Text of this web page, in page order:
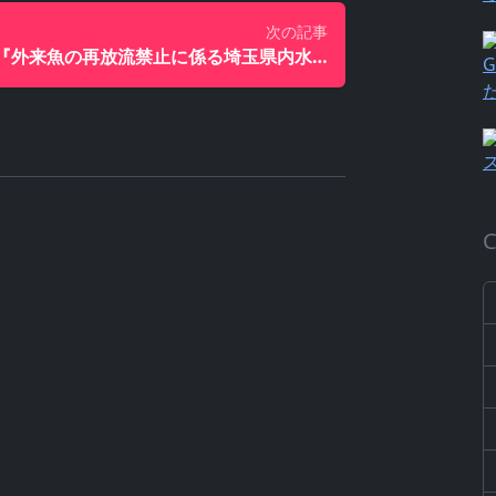
次の記事
『外来魚の再放流禁止に係る埼玉県内水面漁場管理委員会指示の適用範囲』